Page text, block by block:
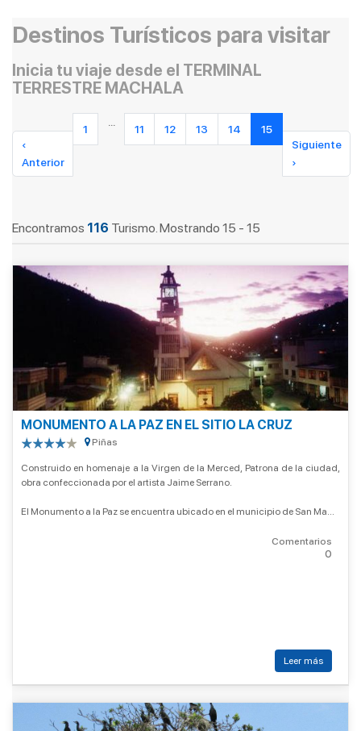
Destinos Turísticos para visitar
Inicia tu viaje desde el TERMINAL
TERRESTRE MACHALA
‹
Anterior
1 11 12 13 14
15
Siguiente
›
Encontramos 116 Turismo. Mostrando 15 - 15
MONUMENTO A LA PAZ EN EL SITIO LA CRUZ
Piñas
Construido en homenaje a la Virgen de la Merced, Patrona de la ciudad,
obra confeccionada por el artista Jaime Serrano.
El Monumento a la Paz se encuentra ubicado en el municipio de San Ma...
Comentarios
0
Leer más